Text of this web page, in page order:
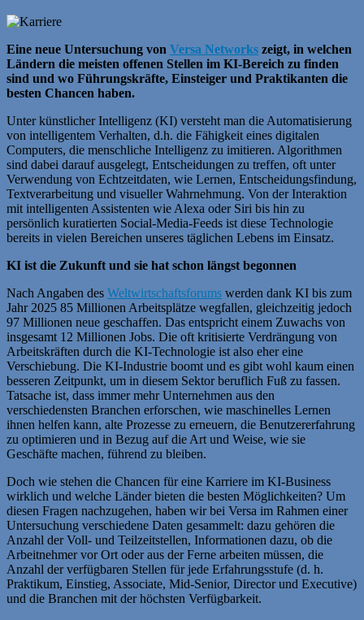
Eine neue Untersuchung von Versa Networks zeigt, in welchen
Ländern die meisten offenen Stellen im KI-Bereich zu finden
sind und wo Führungskräfte, Einsteiger und Praktikanten die
besten Chancen haben.
Unter künstlicher Intelligenz (KI) versteht man die Automatisierung
von intelligentem Verhalten, d.h. die Fähigkeit eines digitalen
Computers, die menschliche Intelligenz zu imitieren. Algorithmen
sind dabei darauf ausgelegt, Entscheidungen zu treffen, oft unter
Verwendung von Echtzeitdaten, wie Lernen, Entscheidungsfindung,
Textverarbeitung und visueller Wahrnehmung. Von der Interaktion
mit intelligenten Assistenten wie Alexa oder Siri bis hin zu
persönlich kuratierten Social-Media-Feeds ist diese Technologie
bereits in vielen Bereichen unseres täglichen Lebens im Einsatz.
KI ist die Zukunft und sie hat schon längst begonnen
Nach Angaben des Weltwirtschaftsforums werden dank KI bis zum
Jahr 2025 85 Millionen Arbeitsplätze wegfallen, gleichzeitig jedoch
97 Millionen neue geschaffen. Das entspricht einem Zuwachs von
insgesamt 12 Millionen Jobs. Die oft kritisierte Verdrängung von
Arbeitskräften durch die KI-Technologie ist also eher eine
Verschiebung. Die KI-Industrie boomt und es gibt wohl kaum einen
besseren Zeitpunkt, um in diesem Sektor beruflich Fuß zu fassen.
Tatsache ist, dass immer mehr Unternehmen aus den
verschiedensten Branchen erforschen, wie maschinelles Lernen
ihnen helfen kann, alte Prozesse zu erneuern, die Benutzererfahrung
zu optimieren und in Bezug auf die Art und Weise, wie sie
Geschäfte machen, führend zu bleiben.
Doch wie stehen die Chancen für eine Karriere im KI-Business
wirklich und welche Länder bieten die besten Möglichkeiten? Um
diesen Fragen nachzugehen, haben wir bei Versa im Rahmen einer
Untersuchung verschiedene Daten gesammelt: dazu gehören die
Anzahl der Voll- und Teilzeitstellen, Informationen dazu, ob die
Arbeitnehmer vor Ort oder aus der Ferne arbeiten müssen, die
Anzahl der verfügbaren Stellen für jede Erfahrungsstufe (d. h.
Praktikum, Einstieg, Associate, Mid-Senior, Director und Executive)
und die Branchen mit der höchsten Verfügbarkeit.